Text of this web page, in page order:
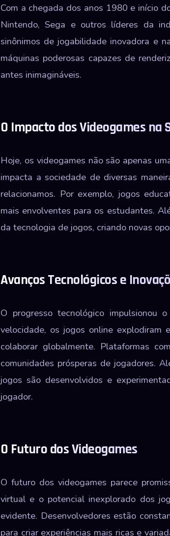
Com a chegada dos anos 1980 e início
Nintendo, Sega e outros líderes da
sinônimos de jogabilidade inovadora e
máquinas poderosas capazes de
antes inimagináveis.
O Impacto dos Videogames na
Hoje, os videogames não são apenas
impacta a sociedade de diversas
relacionamos. Por exemplo, jogos
mais envolventes para os estudantes.
da tecnologia de jogos, criando novas
Avanços Tecnológicos e
O progresso tecnológico impulsionou
velocidade, os jogos online explodiram
colaborar globalmente. Plataformas
comunidades prósperas de jogadores.
jogos são desenvolvidos e
jogador.
O Futuro dos Videogames
O futuro dos videogames parece
virtual e o potencial inexplorado dos
evidente. Desenvolvedores estão
para criar experiências mais ricas e